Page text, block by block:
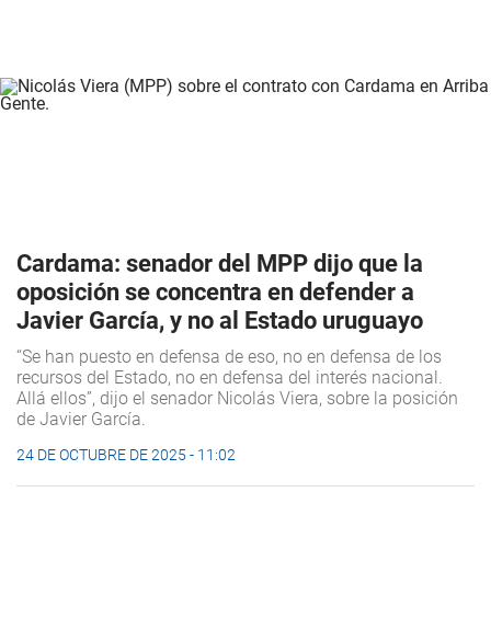
Cardama: senador del MPP dijo que la
oposición se concentra en defender a
Javier García, y no al Estado uruguayo
“Se han puesto en defensa de eso, no en defensa de los
recursos del Estado, no en defensa del interés nacional.
Allá ellos”, dijo el senador Nicolás Viera, sobre la posición
de Javier García.
24 DE OCTUBRE DE 2025 - 11:02